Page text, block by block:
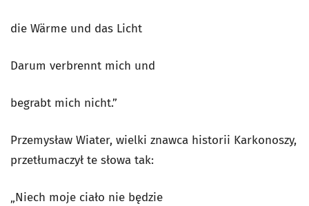
die Wärme und das Licht
Darum verbrennt mich und
begrabt mich nicht.”
Przemysław Wiater, wielki znawca historii Karkonoszy,
przetłumaczył te słowa tak:
„Niech moje ciało nie będzie